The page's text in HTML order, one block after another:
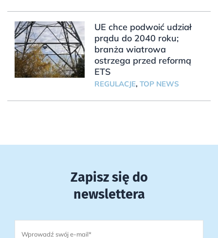
UE chce podwoić udział
prądu do 2040 roku;
branża wiatrowa
ostrzega przed reformą
ETS
REGULACJE, TOP NEWS
Zapisz się do
newslettera